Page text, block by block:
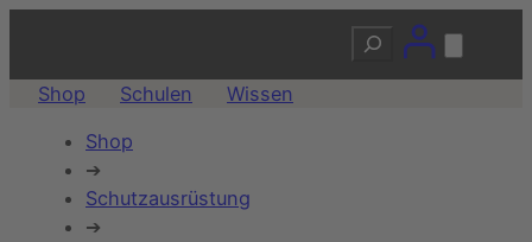
Suchen
Shop Schulen Wissen
Shop
➔
Schutzausrüstung
➔